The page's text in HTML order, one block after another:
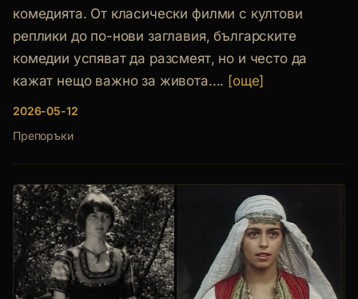
комедията. От класически филми с култови
реплики до по-нови заглавия, българските
комедии успяват да разсмеят, но и често да
кажат нещо важно за живота.... [още]
2026-05-12
Препоръки